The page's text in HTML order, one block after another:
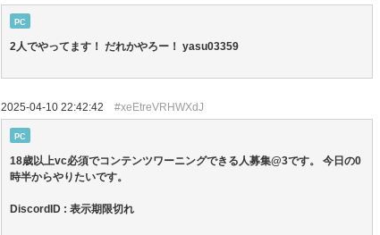
PC
2人でやってます！ だれかやろー！ yasu03359
2025-04-10 22:42:42 #xeEtreVRHWXdJ
PC
18歳以上vc必須でコンテンツワーニングできる人募集@3です。 今日の0
時半からやりたいです。
DiscordID : 表示期限切れ